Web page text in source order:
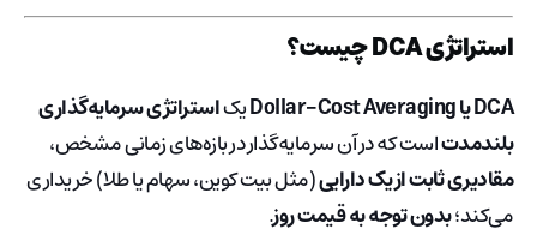
استراتژی DCA چیست؟
DCA یا Dollar-Cost Averaging یکاستراتژی سرمایه‌گذاری
بلندمدتاست که در آن سرمایه‌گذار در بازه‌های زمانی مشخص،
مقادیری ثابت از یک دارایی(مثل بیت کوین، سهام یا طلا) خریداری
می‌کند؛بدون توجه به قیمت روز.